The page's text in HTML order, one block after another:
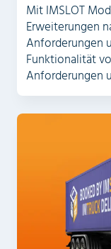
Mit IMSLOT
Erweiterungen
Anforderungen
Funktionalität
Anforderungen